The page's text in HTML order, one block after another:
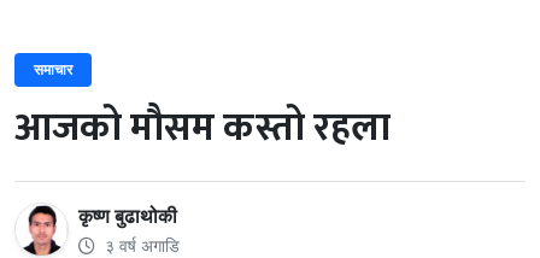
समाचार
आजको मौसम कस्तो रहला
कृष्ण बुढाथोकी
३ वर्ष अगाडि